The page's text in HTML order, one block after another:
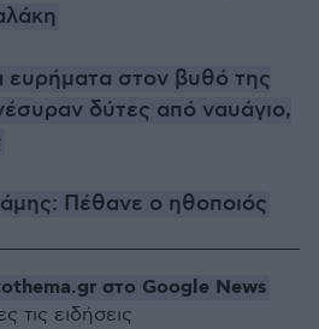
ευρήματα στον βυθό της
δύτες από ναυάγιο,
Πέθανε ο ηθοποιός
στο Google News
τις ειδήσεις